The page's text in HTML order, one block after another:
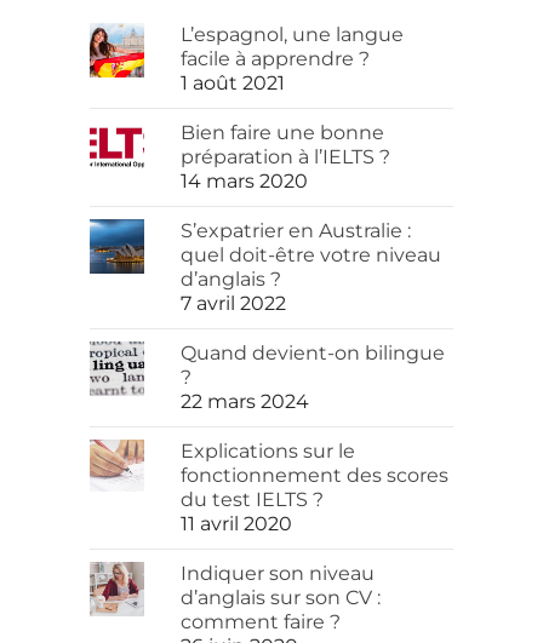
L’espagnol, une langue
facile à apprendre ?
1 août 2021
Bien faire une bonne
préparation à l’IELTS ?
14 mars 2020
S’expatrier en Australie :
quel doit-être votre niveau
d’anglais ?
7 avril 2022
Quand devient-on bilingue
?
22 mars 2024
Explications sur le
fonctionnement des scores
du test IELTS ?
11 avril 2020
Indiquer son niveau
d’anglais sur son CV :
comment faire ?